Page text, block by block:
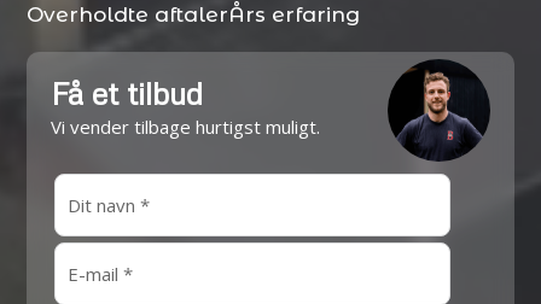
Overholdte aftalerÅrs erfaring
Få et tilbud
Vi vender tilbage hurtigst muligt.